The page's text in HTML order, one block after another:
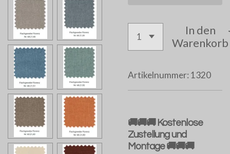
In den
Warenkorb
Artikelnummer: 1320
🚚🚚🚚 Kostenlose
Zustellung und
Montage 🚚🚚🚚